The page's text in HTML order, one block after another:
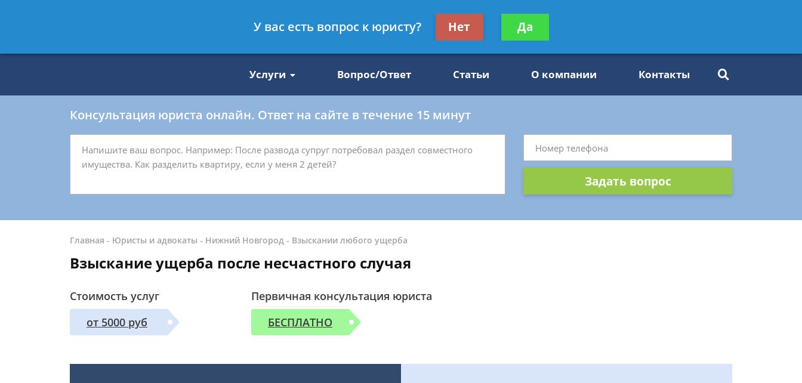
8 812 509-27-47
Получите консультацию
бесплатно
Услуги Вопрос/Ответ Статьи О компании Контакты
Консультация юриста онлайн. Ответ на сайте в течение 15 минут
Задать вопрос
Главная - Юристы и адвокаты - Нижний Новгород - Взыскании любого ущерба
Взыскание ущерба после несчастного случая
Стоимость услуг
от 5000 руб
Первичная консультация юриста
БЕСПЛАТНО
У вас есть вопрос к юристу? Нет Да